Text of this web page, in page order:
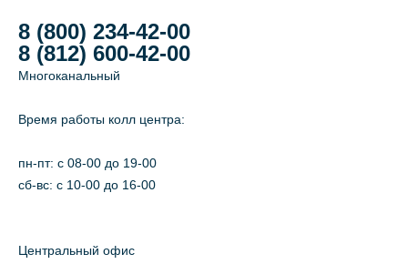
8 (800) 234-42-00
8 (812) 600-42-00
Многоканальный
Время работы колл центра:
пн-пт: c 08-00 до 19-00
сб-вс: с 10-00 до 16-00
Центральный офис